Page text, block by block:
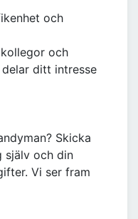
och
och
ditt intresse
Skicka
själv och din
Vi ser fram